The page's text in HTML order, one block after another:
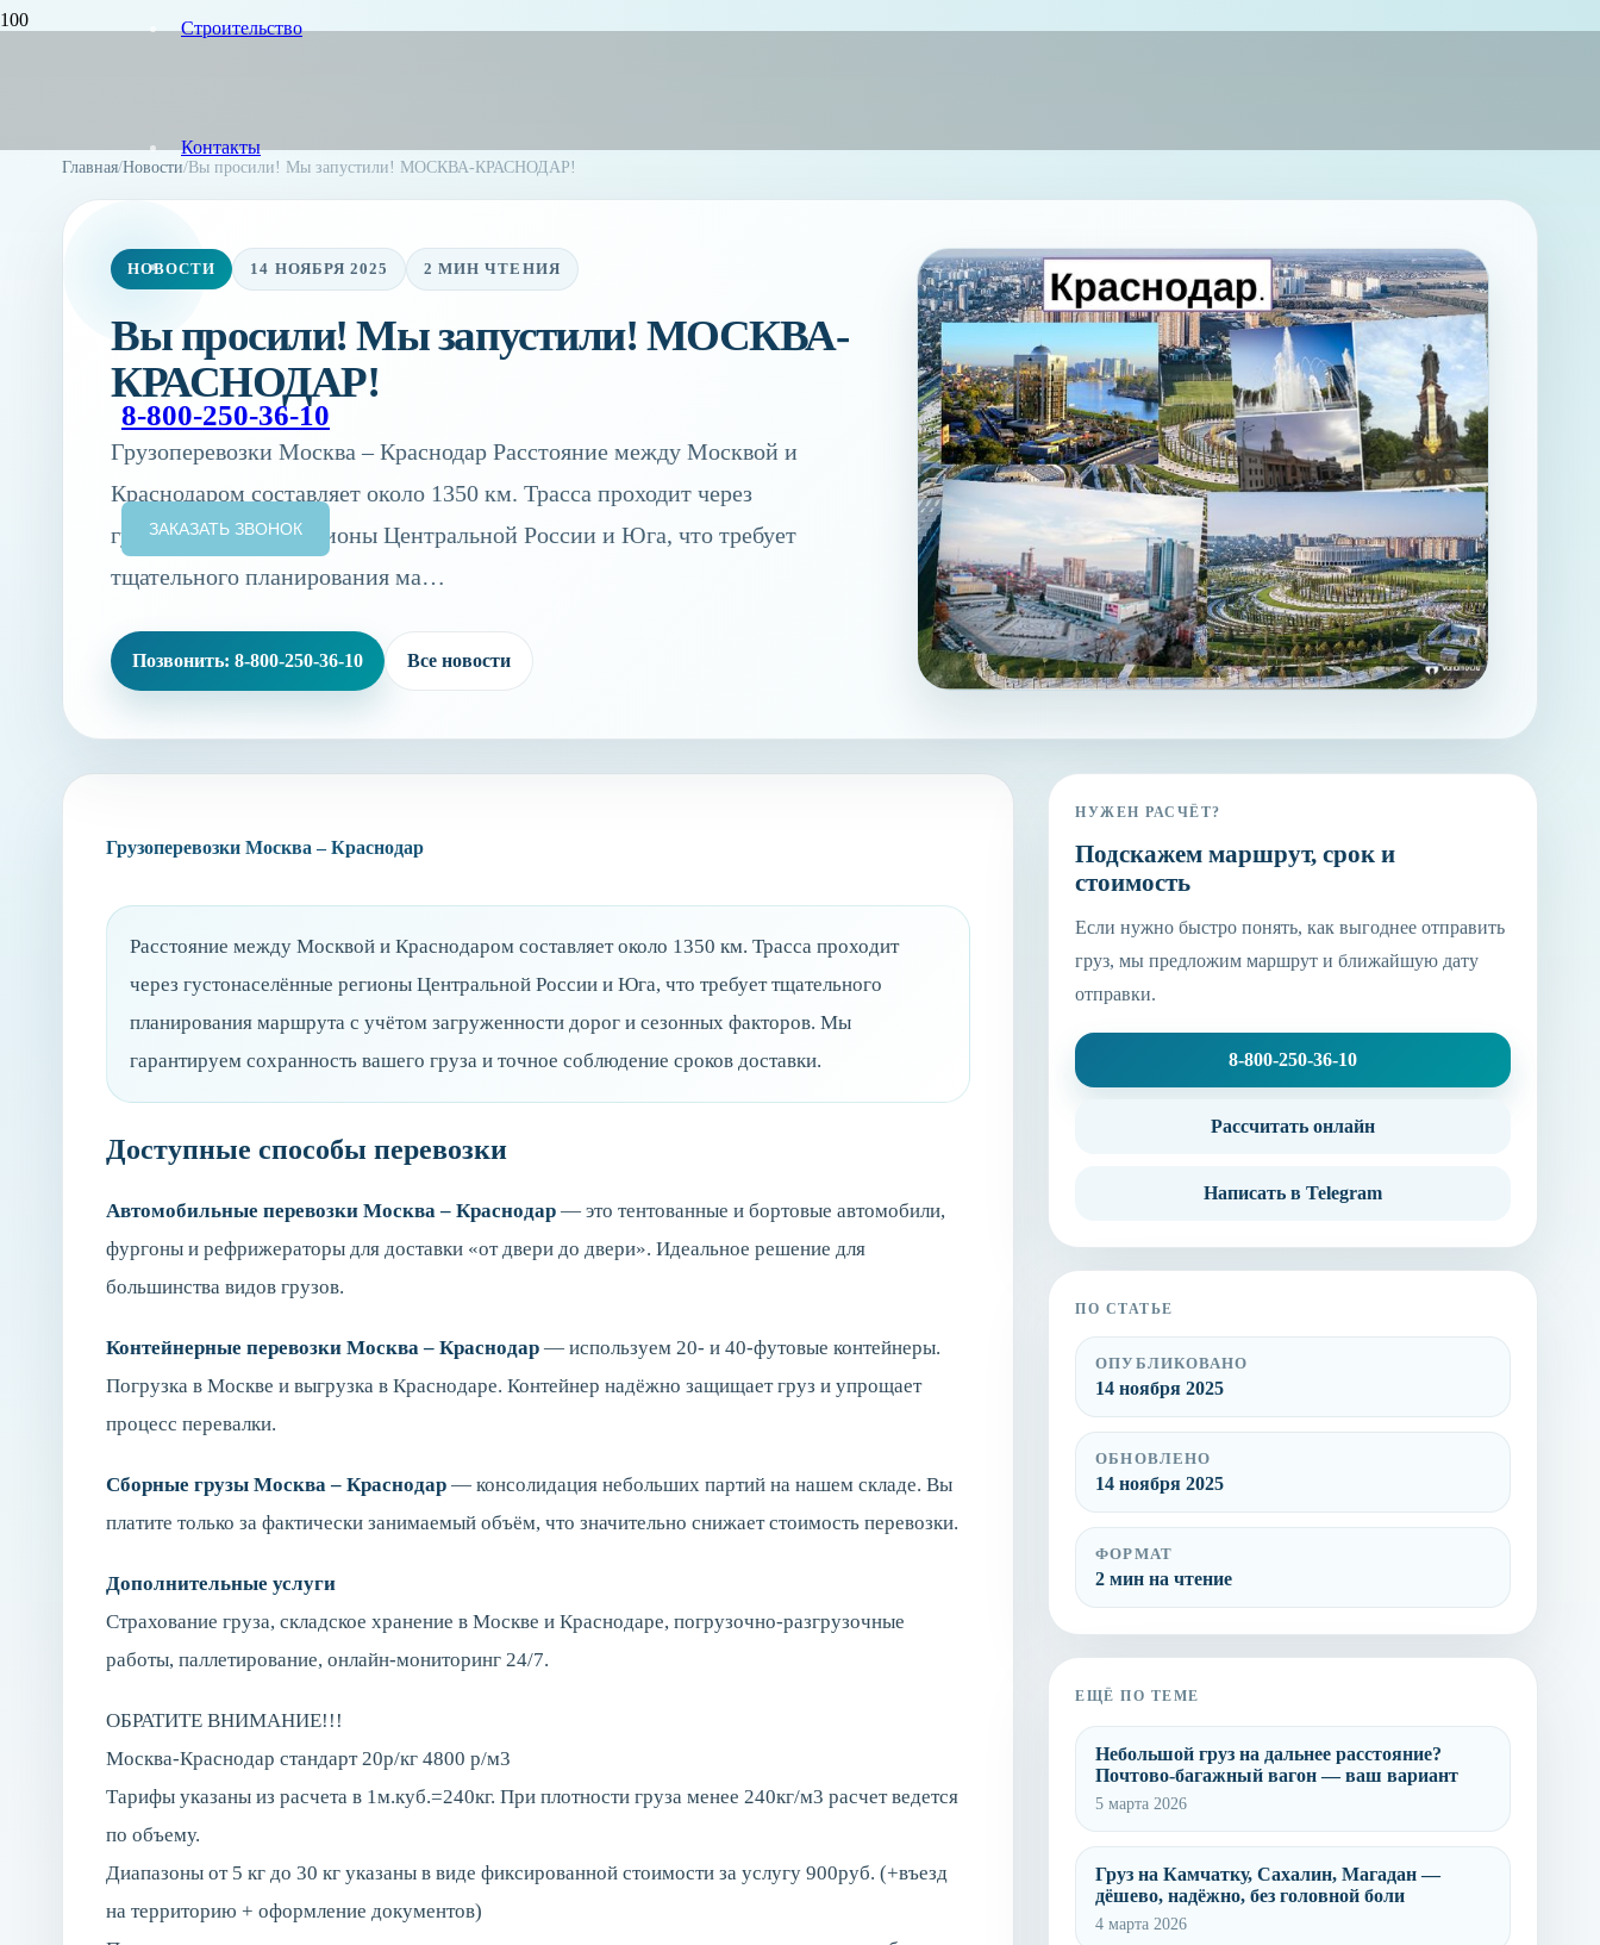
Строительство
Контакты
8-800-250-36-10
ЗАКАЗАТЬ ЗВОНОК
Главная/Новости/Вы просили! Мы запустили! МОСКВА-КРАСНОДАР!
НОВОСТИ 14 НОЯБРЯ 2025 2 МИН ЧТЕНИЯ
Вы просили! Мы запустили! МОСКВА-
КРАСНОДАР!
Грузоперевозки Москва – Краснодар Расстояние между Москвой и
Краснодаром составляет около 1350 км. Трасса проходит через
густонаселённые регионы Центральной России и Юга, что требует
тщательного планирования ма…
Позвонить: 8-800-250-36-10 Все новости
Грузоперевозки Москва – Краснодар
Расстояние между Москвой и Краснодаром составляет около 1350 км. Трасса проходит
через густонаселённые регионы Центральной России и Юга, что требует тщательного
планирования маршрута с учётом загруженности дорог и сезонных факторов. Мы
гарантируем сохранность вашего груза и точное соблюдение сроков доставки.
Доступные способы перевозки
Автомобильные перевозки Москва – Краснодар — это тентованные и бортовые автомобили,
фургоны и рефрижераторы для доставки «от двери до двери». Идеальное решение для
большинства видов грузов.
Контейнерные перевозки Москва – Краснодар — используем 20- и 40-футовые контейнеры.
Погрузка в Москве и выгрузка в Краснодаре. Контейнер надёжно защищает груз и упрощает
процесс перевалки.
Сборные грузы Москва – Краснодар — консолидация небольших партий на нашем складе. Вы
платите только за фактически занимаемый объём, что значительно снижает стоимость перевозки.
Дополнительные услуги
Страхование груза, складское хранение в Москве и Краснодаре, погрузочно-разгрузочные
работы, паллетирование, онлайн-мониторинг 24/7.
ОБРАТИТЕ ВНИМАНИЕ!!!
Москва-Краснодар стандарт 20р/кг 4800 р/м3
Тарифы указаны из расчета в 1м.куб.=240кг. При плотности груза менее 240кг/м3 расчет ведется
по объему.
Диапазоны от 5 кг до 30 кг указаны в виде фиксированной стоимости за услугу 900руб. (+въезд
на территорию + оформление документов)
НУЖЕН РАСЧЁТ?
Подскажем маршрут, срок и
стоимость
Если нужно быстро понять, как выгоднее отправить
груз, мы предложим маршрут и ближайшую дату
отправки.
8-800-250-36-10
Рассчитать онлайн
Написать в Telegram
ПО СТАТЬЕ
ОПУБЛИКОВАНО
14 ноября 2025
ОБНОВЛЕНО
14 ноября 2025
ФОРМАТ
2 мин на чтение
ЕЩЁ ПО ТЕМЕ
Небольшой груз на дальнее расстояние?
Почтово-багажный вагон — ваш вариант
5 марта 2026
Груз на Камчатку, Сахалин, Магадан —
дёшево, надёжно, без головной боли
4 марта 2026